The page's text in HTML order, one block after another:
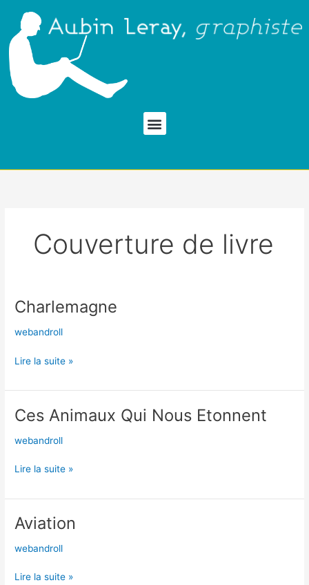
contenu
Menu
Couverture de livre
Charlemagne
webandroll
Charlemagne
Lire la suite »
Ces Animaux Qui Nous Etonnent
webandroll
Ces
Qui
Etonnent
Lire la suite »
Aviation
webandroll
Aviation
Lire la suite »